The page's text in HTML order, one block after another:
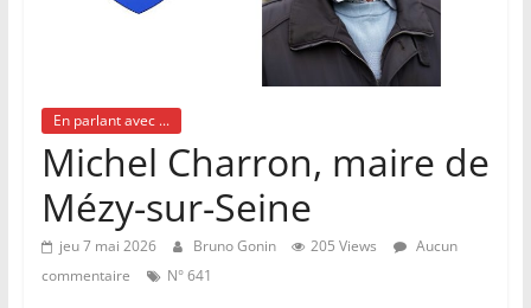
En parlant avec ...
Michel Charron, maire de
Mézy-sur-Seine
jeu 7 mai 2026 Bruno Gonin 205 Views
Aucun
commentaire
N° 641